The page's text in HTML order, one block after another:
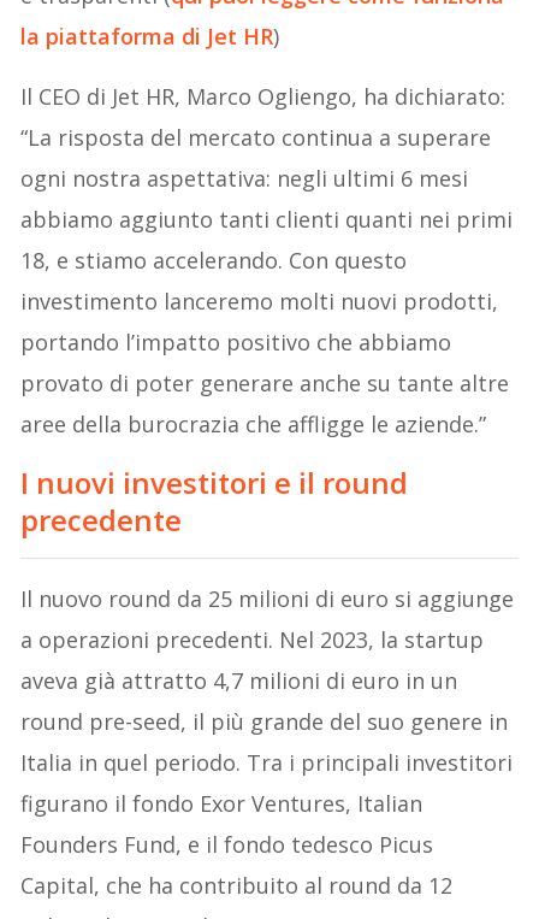
la piattaforma di Jet HR)
Il CEO di Jet HR, Marco Ogliengo, ha dichiarato:
“La risposta del mercato continua a superare
ogni nostra aspettativa: negli ultimi 6 mesi
abbiamo aggiunto tanti clienti quanti nei primi
18, e stiamo accelerando. Con questo
investimento lanceremo molti nuovi prodotti,
portando l’impatto positivo che abbiamo
provato di poter generare anche su tante altre
aree della burocrazia che affligge le aziende.”
I nuovi investitori e il round
precedente
Il nuovo round da 25 milioni di euro si aggiunge
a operazioni precedenti. Nel 2023, la startup
aveva già attratto 4,7 milioni di euro in un
round pre-seed, il più grande del suo genere in
Italia in quel periodo. Tra i principali investitori
figurano il fondo Exor Ventures, Italian
Founders Fund, e il fondo tedesco Picus
Capital, che ha contribuito al round da 12